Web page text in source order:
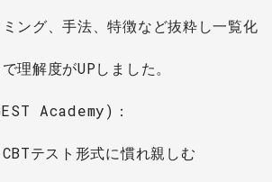
ミング、手法、特徴など抜粋し一覧化
理解度がUPしました。
Academy)：
テスト形式に慣れ親しむ